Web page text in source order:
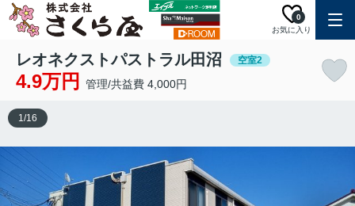
お気に入り
0
レオネクストパストラル田沼 空室2
4.9万円 管理/共益費 4,000円
1/16